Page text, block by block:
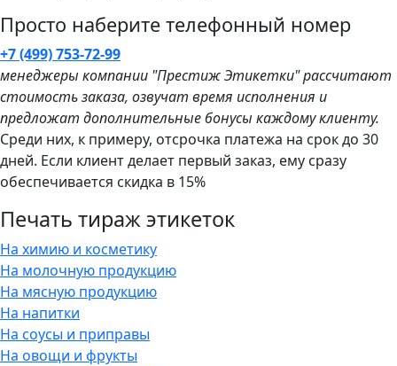
Просто наберите телефонный номер
+7 (499) 753-72-99
менеджеры компании "Престиж Этикетки" рассчитают
стоимость заказа, озвучат время исполнения и
предложат дополнительные бонусы каждому клиенту.
Среди них, к примеру, отсрочка платежа на срок до 30
дней. Если клиент делает первый заказ, ему сразу
обеспечивается скидка в 15%
Печать тираж этикеток
На химию и косметику
На молочную продукцию
На мясную продукцию
На напитки
На соусы и приправы
На овощи и фрукты